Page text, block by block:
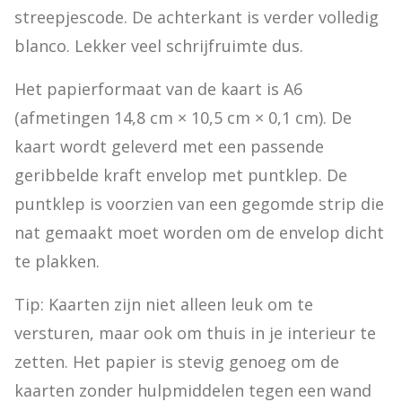
streepjescode. De achterkant is verder volledig
blanco. Lekker veel schrijfruimte dus.
Het papierformaat van de kaart is A6
(afmetingen 14,8 cm × 10,5 cm × 0,1 cm). De
kaart wordt geleverd met een passende
geribbelde kraft envelop met puntklep. De
puntklep is voorzien van een gegomde strip die
nat gemaakt moet worden om de envelop dicht
te plakken.
Tip: Kaarten zijn niet alleen leuk om te
versturen, maar ook om thuis in je interieur te
zetten. Het papier is stevig genoeg om de
kaarten zonder hulpmiddelen tegen een wand